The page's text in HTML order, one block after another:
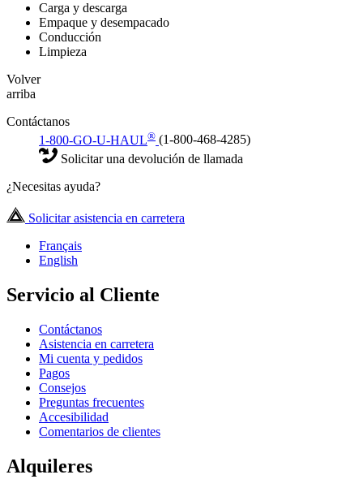
Carga y descarga
Empaque y desempacado
Conducción
Limpieza
Volver
arriba
Contáctanos
1-800-GO-U-HAUL® (1-800-468-4285)
Solicitar una devolución de llamada
¿Necesitas ayuda?
Solicitar asistencia en carretera
Français
English
Servicio al Cliente
Contáctanos
Asistencia en carretera
Mi cuenta y pedidos
Pagos
Consejos
Preguntas frecuentes
Accesibilidad
Comentarios de clientes
Alquileres